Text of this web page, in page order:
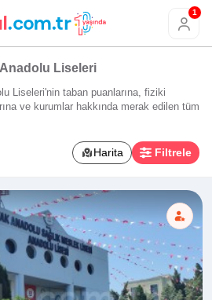
1
Liseleri
Liseleri'nin taban puanlarına, fiziki
ve kurumlar hakkında merak edilen tüm
Harita Filtrele